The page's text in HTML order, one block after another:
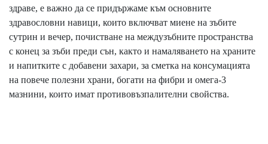
здраве, е важно да се придържаме към основните
здравословни навици, които включват миене на зъбите
сутрин и вечер, почистване на междузъбните пространства
с конец за зъби преди сън, както и намаляването на храните
и напитките с добавени захари, за сметка на консумацията
на повече полезни храни, богати на фибри и омега-3
мазнини, които имат противовъзпалителни свойства.